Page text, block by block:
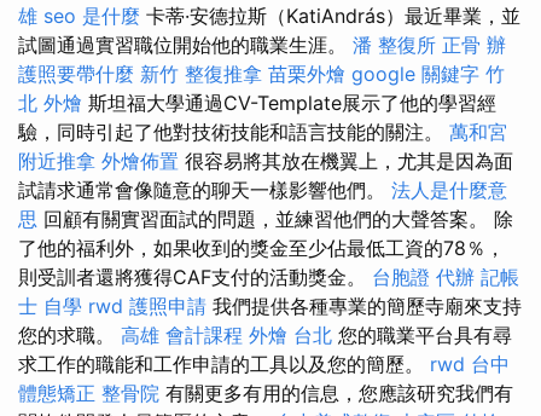
雄 seo 是什麼 卡蒂·安德拉斯（KatiAndrás）最近畢業，並
試圖通過實習職位開始他的職業生涯。 潘 整復所 正骨 辦
護照要帶什麼 新竹 整復推拿 苗栗外燴 google 關鍵字 竹
北 外燴 斯坦福大學通過CV-Template展示了他的學習經
驗，同時引起了他對技術技能和語言技能的關注。 萬和宮
附近推拿 外燴佈置 很容易將其放在機翼上，尤其是因為面
試請求通常會像隨意的聊天一樣影響他們。 法人是什麼意
思 回顧有關實習面試的問題，並練習他們的大聲答案。 除
了他的福利外，如果收到的獎金至少佔最低工資的78％，
則受訓者還將獲得CAF支付的活動獎金。 台胞證 代辦 記帳
士 自學 rwd 護照申請 我們提供各種專業的簡歷寺廟來支持
您的求職。 高雄 會計課程 外燴 台北 您的職業平台具有尋
求工作的職能和工作申請的工具以及您的簡歷。 rwd 台中
體態矯正 整骨院 有關更多有用的信息，您應該研究我們有